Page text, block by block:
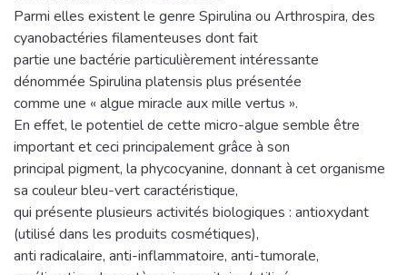
Parmi elles existent le genre Spirulina ou Arthrospira, des
cyanobactéries filamenteuses dont fait
partie une bactérie particulièrement intéressante
dénommée Spirulina platensis plus présentée
comme une « algue miracle aux mille vertus ».
En effet, le potentiel de cette micro-algue semble être
important et ceci principalement grâce à son
principal pigment, la phycocyanine, donnant à cet organisme
sa couleur bleu-vert caractéristique,
qui présente plusieurs activités biologiques : antioxydant
(utilisé dans les produits cosmétiques),
anti radicalaire, anti-inflammatoire, anti-tumorale,